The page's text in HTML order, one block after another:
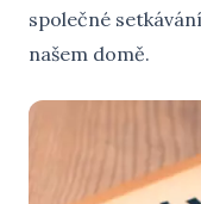
společné
našem domě.